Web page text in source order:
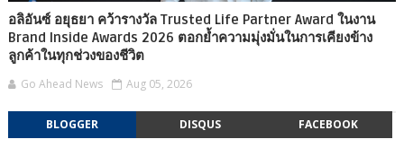
อลิอันซ์ อยุธยา คว้ารางวัล Trusted Life Partner Award ในงาน
Brand Inside Awards 2026 ตอกย้ำความมุ่งมั่นในการเคียงข้าง
ลูกค้าในทุกช่วงของชีวิต
Go Ahead News Aug 05, 2026
BLOGGER DISQUS FACEBOOK